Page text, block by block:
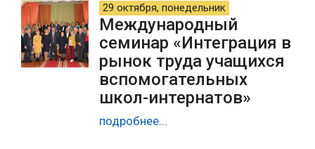
29 октября, понедельник
Международный
семинар «Интеграция в
рынок труда учащихся
вспомогательных
школ-интернатов»
подробнее...